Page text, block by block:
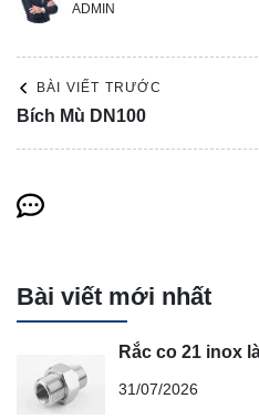
ADMIN
BÀI VIẾT TRƯỚC
Bích Mù DN100
Bài viết mới nhất
Rắc co 21 inox
31/07/2026